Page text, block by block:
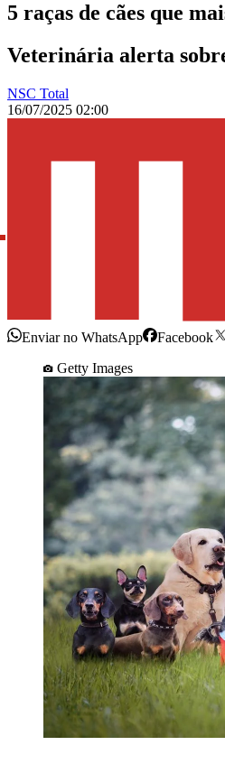
5 raças de cães que
Veterinária alerta
NSC Total
16/07/2025 02:00
Enviar no WhatsApp Facebook
Getty Images